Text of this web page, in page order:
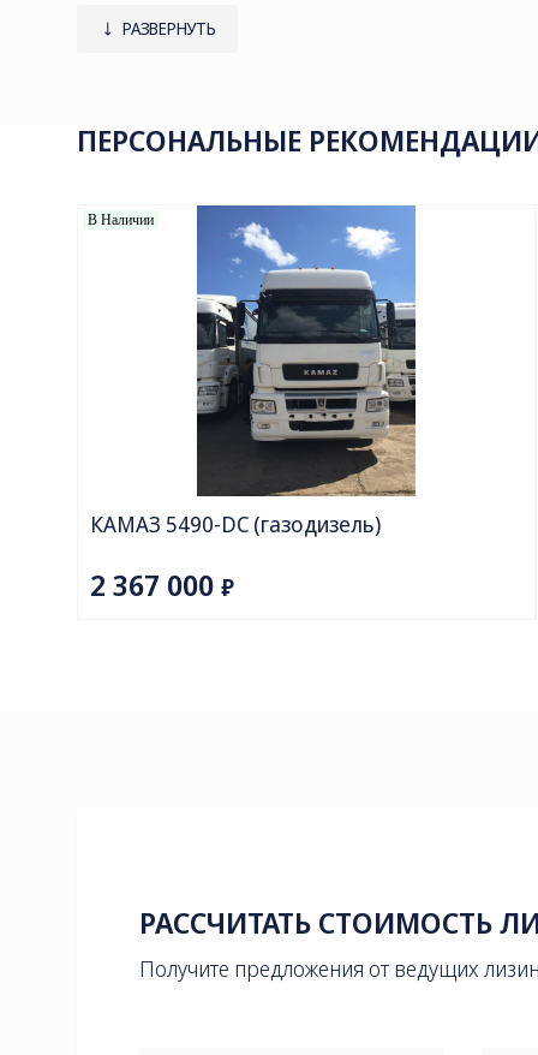
Экологический класс
Колёсная формула
Грузоподъемность, т
Вылет стрелы, м
РАЗВЕРНУТЬ
РАССЧИТАТЬ СТОИМОСТЬ
Получите предложения от ведущих